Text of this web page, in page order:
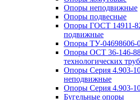
Опоры неподвижные
Опоры подвесные
Опоры ГОСТ 14911-
подвижные
Опоры ТУ-04698606-
Опоры ОСТ 36-146-
технологических
Опоры Серия 4.903-
неподвижные
Опоры Серия 4.903-
Бугельные опоры